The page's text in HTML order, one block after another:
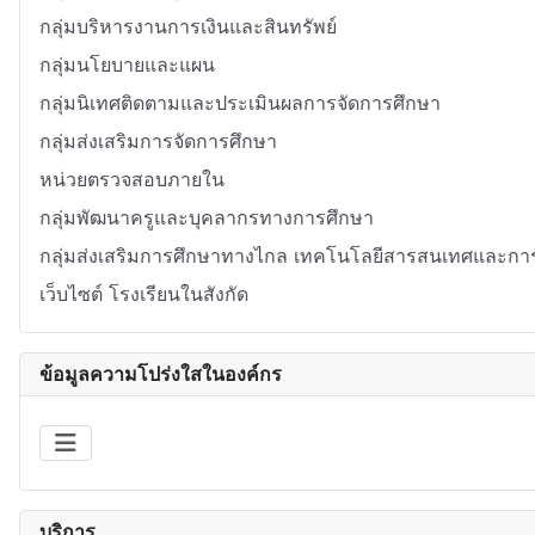
กลุ่มบริหารงานการเงินและสินทรัพย์
กลุ่มนโยบายและแผน
กลุ่มนิเทศติดตามและประเมินผลการจัดการศึกษา
กลุ่มส่งเสริมการจัดการศึกษา
หน่วยตรวจสอบภายใน
กลุ่มพัฒนาครูและบุคลากรทางการศึกษา
กลุ่มส่งเสริมการศึกษาทางไกล เทคโนโลยีสารสนเทศและกา
เว็บไซต์ โรงเรียนในสังกัด
ข้อมูลความโปร่งใสในองค์กร